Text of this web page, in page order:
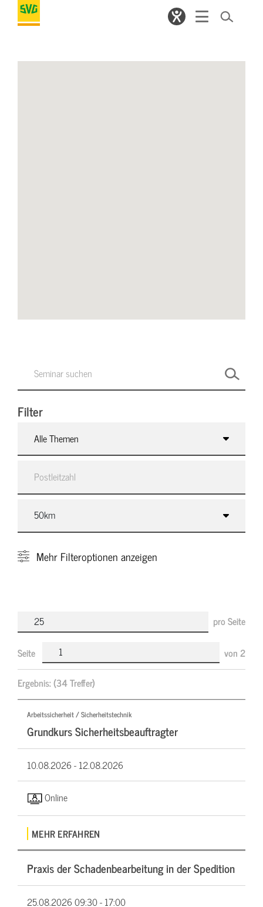
Filter
Alle Themen
Mehr Filteroptionen anzeigen
pro Seite
Seite von2
Ergebnis:(34 Treffer)
Arbeitssicherheit / Sicherheitstechnik
Grundkurs Sicherheitsbeauftragter
10.08.2026 -12.08.2026
Online
MEHR ERFAHREN
Praxis der Schadenbearbeitung in der Spedition
25.08.202609:30 - 17:00